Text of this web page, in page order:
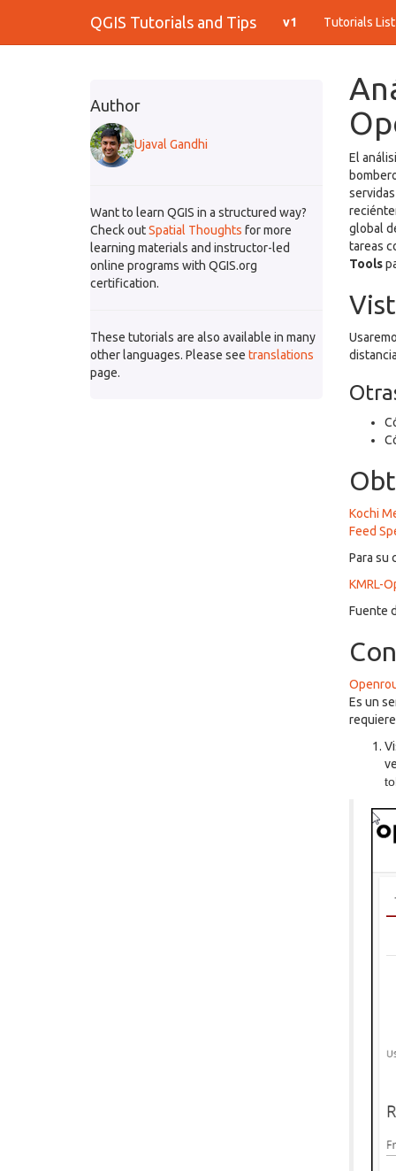
QGIS Tutorials and Tips v1 Tutorials
Author
Ujaval Gandhi
Want to learn QGIS in a structured way?
Check outSpatial Thoughts for more
learning materials and instructor-led
online programs with QGIS.org
certification.
These tutorials are also available in many
other languages. Please see translations
page.
El
global
tareas
Tools
Kochi
Feed
Para su
KMRL-
Fuente
Es un